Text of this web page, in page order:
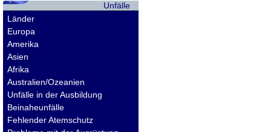
Unfälle
Länder
Europa
Amerika
Asien
Afrika
Australien/Ozeanien
Unfälle in der Ausbildung
Beinaheunfälle
Fehlender Atemschutz